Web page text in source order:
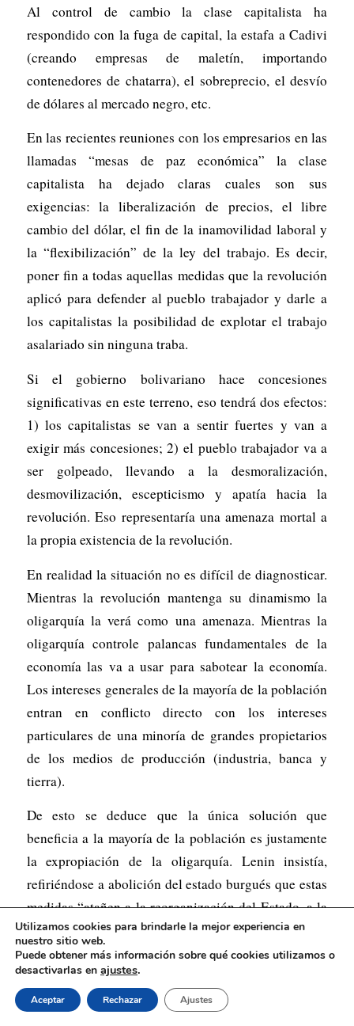
Al control de cambio la clase capitalista ha
respondido con la fuga de capital, la estafa a Cadivi
(creando empresas de maletín, importando
contenedores de chatarra), el sobreprecio, el desvío
de dólares al mercado negro, etc.
En las recientes reuniones con los empresarios en las
llamadas “mesas de paz económica” la clase
capitalista ha dejado claras cuales son sus
exigencias: la liberalización de precios, el libre
cambio del dólar, el fin de la inamovilidad laboral y
la “flexibilización” de la ley del trabajo. Es decir,
poner fin a todas aquellas medidas que la revolución
aplicó para defender al pueblo trabajador y darle a
los capitalistas la posibilidad de explotar el trabajo
asalariado sin ninguna traba.
Si el gobierno bolivariano hace concesiones
significativas en este terreno, eso tendrá dos efectos:
1) los capitalistas se van a sentir fuertes y van a
exigir más concesiones; 2) el pueblo trabajador va a
ser golpeado, llevando a la desmoralización,
desmovilización, escepticismo y apatía hacia la
revolución. Eso representaría una amenaza mortal a
la propia existencia de la revolución.
En realidad la situación no es difícil de diagnosticar.
Mientras la revolución mantenga su dinamismo la
oligarquía la verá como una amenaza. Mientras la
oligarquía controle palancas fundamentales de la
economía las va a usar para sabotear la economía.
Los intereses generales de la mayoría de la población
entran en conflicto directo con los intereses
particulares de una minoría de grandes propietarios
de los medios de producción (industria, banca y
tierra).
De esto se deduce que la única solución que
beneficia a la mayoría de la población es justamente
la expropiación de la oligarquía. Lenin insistía,
refiriéndose a abolición del estado burgués que estas
medidas “atañen a la reorganización del Estado, a la
reorganización puramente política de la sociedad,
pero es evidente que sólo adquieren su pleno sentido
e importancia en conexión con la «expropiación de
los expropiadores» ya en realización o en
Utilizamos cookies para brindarle la mejor experiencia en
nuestro sitio web.
Puede obtener más información sobre qué cookies utilizamos o
desactivarlas en ajustes.
Aceptar Rechazar Ajustes